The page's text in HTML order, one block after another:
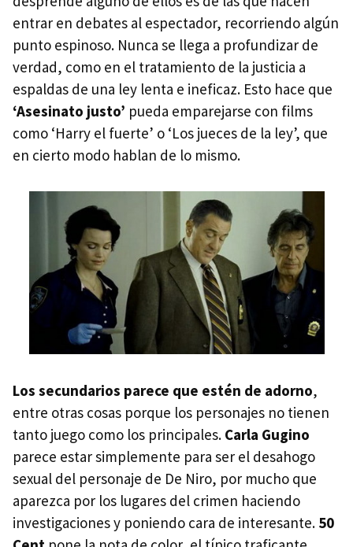
entrar en debates al espectador, recorriendo algún
punto espinoso. Nunca se llega a profundizar de
verdad, como en el tratamiento de la justicia a
espaldas de una ley lenta e ineficaz. Esto hace que
‘Asesinato justo’ pueda emparejarse con films
como ‘Harry el fuerte’ o ‘Los jueces de la ley’, que
en cierto modo hablan de lo mismo.
Los secundarios parece que estén de adorno,
entre otras cosas porque los personajes no tienen
tanto juego como los principales. Carla Gugino
parece estar simplemente para ser el desahogo
sexual del personaje de De Niro, por mucho que
aparezca por los lugares del crimen haciendo
investigaciones y poniendo cara de interesante. 50